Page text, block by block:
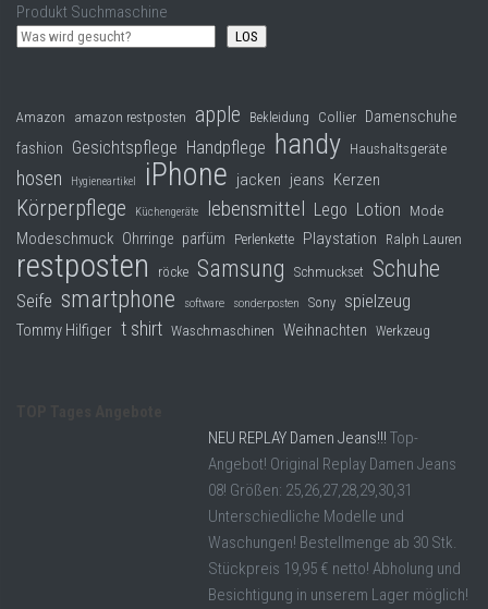
Produkt Suchmaschine
LOS
Amazon amazon restposten apple Bekleidung Collier Damenschuhe
fashion Gesichtspflege Handpflege handy Haushaltsgeräte
hosen Hygieneartikel iPhone jacken jeans Kerzen
Körperpflege Küchengeräte lebensmittel Lego Lotion Mode
Modeschmuck Ohrringe parfüm Perlenkette Playstation Ralph Lauren
restposten röcke Samsung Schmuckset Schuhe
Seife smartphone software sonderposten Sony spielzeug
Tommy Hilfiger t shirt Waschmaschinen Weihnachten Werkzeug
NEU REPLAY Damen Jeans!!! Top-
Angebot! Original Replay Damen Jeans
08! Größen: 25,26,27,28,29,30,31
Unterschiedliche Modelle und
Waschungen! Bestellmenge ab 30 Stk.
Stückpreis 19,95 € netto! Abholung und
Besichtigung in unserem Lager möglich!